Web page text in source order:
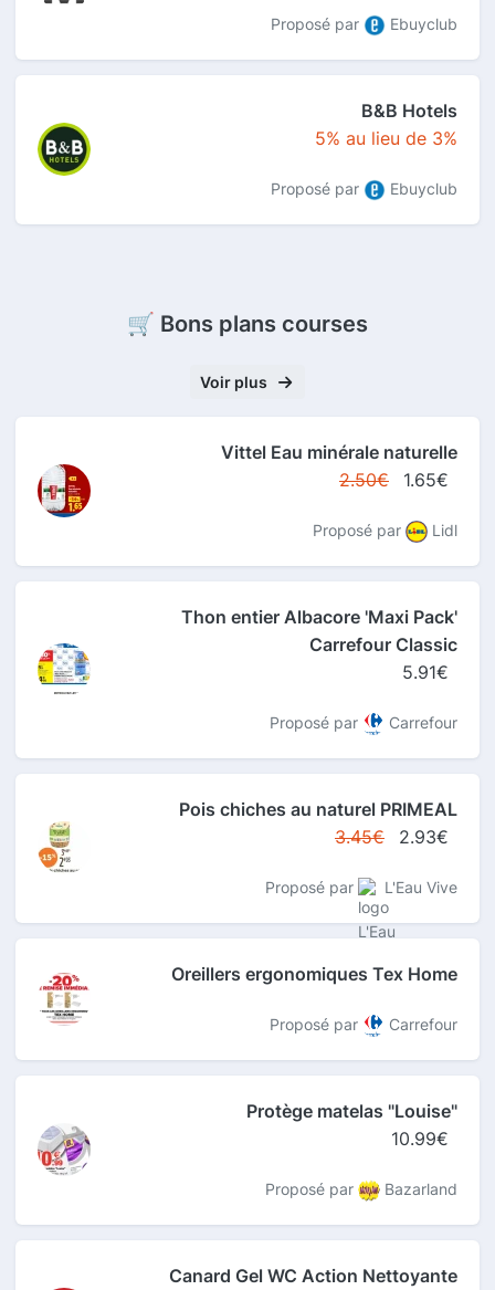
Proposé par Ebuyclub
B&B Hotels
5% au lieu de 3%
Proposé par Ebuyclub
🛒 Bons plans courses
Voir plus
Vittel Eau minérale naturelle
2.50€
1.65€
Proposé par Lidl
Thon entier Albacore 'Maxi Pack'
Carrefour Classic
5.91€
Proposé par Carrefour
Pois chiches au naturel PRIMEAL
3.45€
2.93€
Proposé par L'Eau Vive
Oreillers ergonomiques Tex Home
Proposé par Carrefour
Protège matelas "Louise"
10.99€
Proposé par Bazarland
Canard Gel WC Action Nettoyante